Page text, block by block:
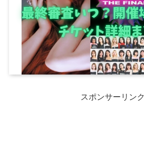
スポンサーリンク